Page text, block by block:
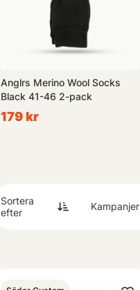
Anglrs Merino Wool Socks
Black 41-46 2-pack
179 kr
Sortera
efter
Kampanjer